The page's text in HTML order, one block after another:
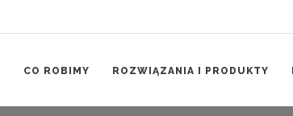
CO ROBIMY ROZWIĄZANIA I PRODUKTY